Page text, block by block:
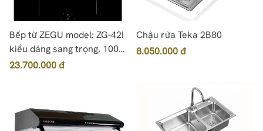
Bếp từ ZEGU model: ZG-42I
kiểu dáng sang trọng, 100%
chính hãng
23.700.000 đ
Chậu rửa Teka 2B80
8.050.000 đ